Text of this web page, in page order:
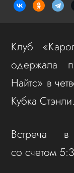
Клуб
одержала
Найтс» в
Кубка Стэнли.
Встреча в
со счетом